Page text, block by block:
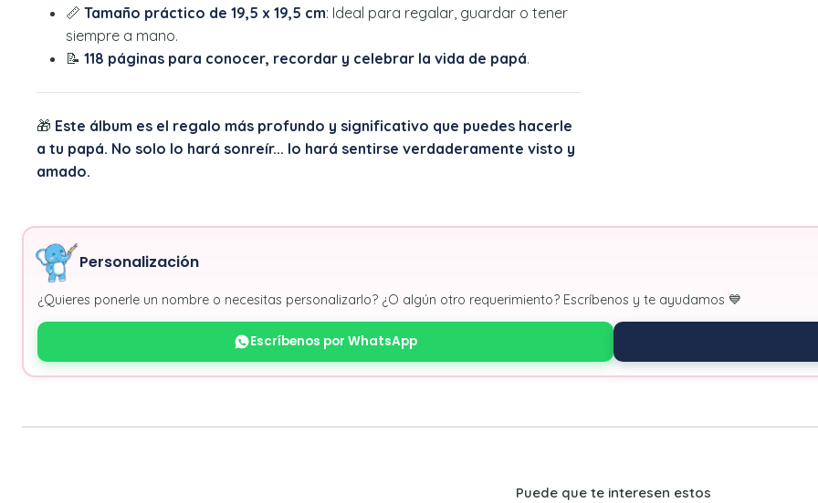
📏 Tamaño práctico de 19,5 x 19,5 cm: Ideal para regalar, guardar o tener
siempre a mano.
📝 118 páginas para conocer, recordar y celebrar la vida de papá.
🎁 Este álbum es el regalo más profundo y significativo que puedes hacerle
a tu papá. No solo lo hará sonreír... lo hará sentirse verdaderamente visto y
amado.
Personalización
¿Quieres ponerle un nombre o necesitas personalizarlo? ¿O algún otro requerimiento? Escríbenos y te ayudamos 💙
Escríbenos por WhatsApp
Puede que te interesen estos